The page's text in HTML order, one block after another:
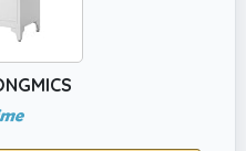
en oficinas,
una solución
de
Su construcción